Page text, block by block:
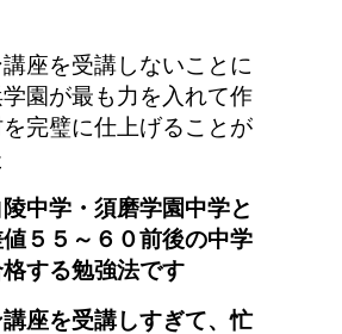
座を受講しないことに
園が最も力を入れて作
完璧に仕上げることが
中学・須磨学園中学と
５５～６０前後の中学
する勉強法です
座を受講しすぎて、忙